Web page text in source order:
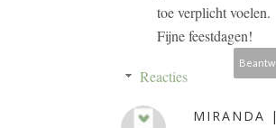
toe verplicht voelen.
Fijne feestdagen!
Reacties
MIRANDA |